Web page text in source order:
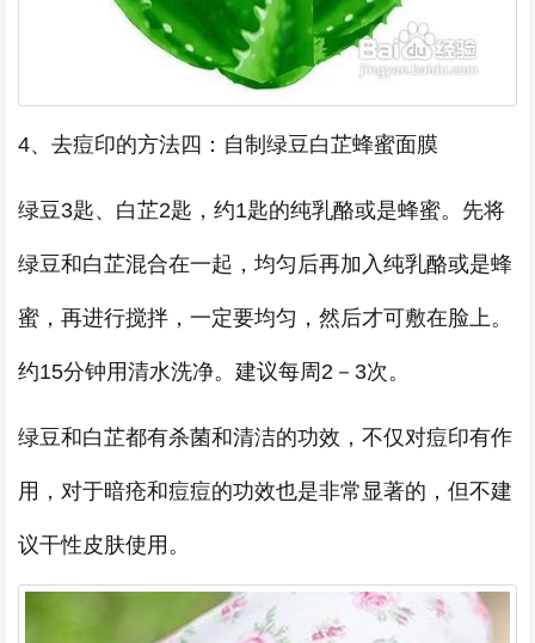
4、去痘印的方法四：自制绿豆白芷蜂蜜面膜
绿豆3匙、白芷2匙，约1匙的纯乳酪或是蜂蜜。先将
绿豆和白芷混合在一起，均匀后再加入纯乳酪或是蜂
蜜，再进行搅拌，一定要均匀，然后才可敷在脸上。
约15分钟用清水洗净。建议每周2－3次。
绿豆和白芷都有杀菌和清洁的功效，不仅对痘印有作
用，对于暗疮和痘痘的功效也是非常显著的，但不建
议干性皮肤使用。